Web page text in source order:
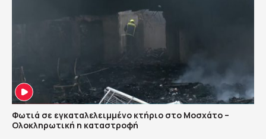
Φωτιά σε εγκαταλελειμμένο κτήριο στο Μοσχάτο –
Ολοκληρωτική η καταστροφή